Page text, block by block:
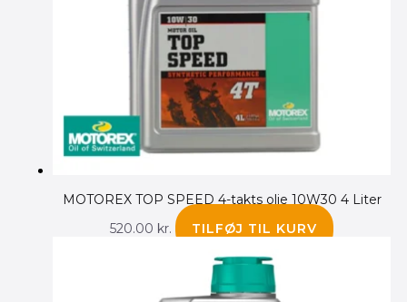
MOTOREX TOP SPEED 4-takts olie 10W30 4 Liter
520.00 kr. TILFØJ TIL KURV